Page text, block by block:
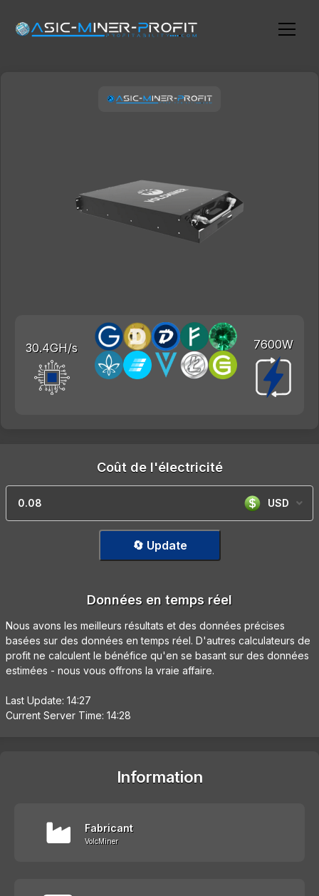
30.4GH/s 7600W
Coût de l'électricité
USD
🔄 Update
Données en temps réel
Nous avons les meilleurs résultats et des données précises
basées sur des données en temps réel. D'autres calculateurs de
profit ne calculent le bénéfice qu'en se basant sur des données
estimées - nous vous offrons la vraie affaire.
Last Update: 14:27
Current Server Time: 14:28
Information
Fabricant
VolcMiner